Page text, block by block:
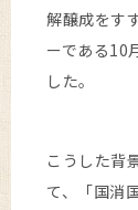
解醸成をす
ーである10
した。
こうした背
て、「国消